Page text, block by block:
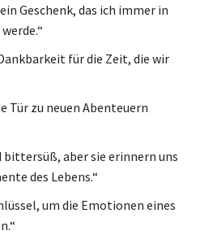
Geschenk, das ich immer in
für die Zeit, die wir
Tür zu neuen Abenteuern
bittersüß, aber sie erinnern uns
des Lebens.“
um die Emotionen eines